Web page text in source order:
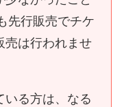
先行販売でチケ
売は行われませ
いる方は、なる